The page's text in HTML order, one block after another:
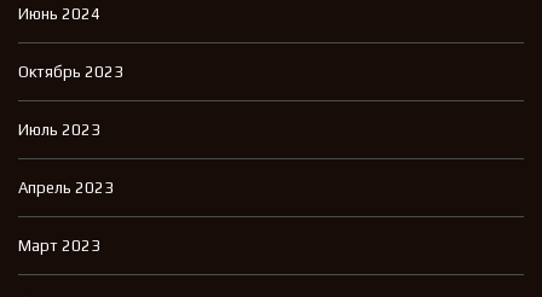
Июнь 2024
Октябрь 2023
Июль 2023
Апрель 2023
Март 2023